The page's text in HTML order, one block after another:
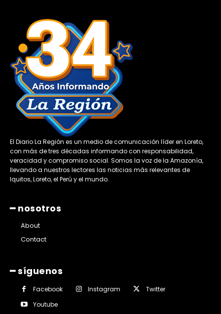
El Diario La Región es un medio de comunicación líder en Loreto,
con más de tres décadas informando con responsabilidad,
veracidad y compromiso social. Somos la voz de la Amazonía,
llevando a nuestros lectores las noticias más relevantes de
Iquitos, Loreto, el Perú y el mundo.
━ nosotros
About
Contact
━ síguenos
Facebook Instagram
Twitter
Youtube